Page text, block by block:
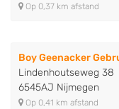
Op 0,37 km afstand
Boy Geenacker
Lindenhoutseweg 38
6545AJ Nijmegen
Op 0,41 km afstand